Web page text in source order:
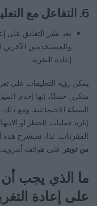
6. التفاعل مع
بعد نشر التعليق على
والمستخدمين
إعادة التغريد.
يمكن رؤية التعليقات على
متكرر. حسنًا، إنها إحدى
الشبكة الاجتماعية. ومع
إثارة عمليات الحظر أو
المفردات. لذا، ستشرح هذه
من تويتر على هواتف أندرويد.
ما الذي يجب أن
على إعادة